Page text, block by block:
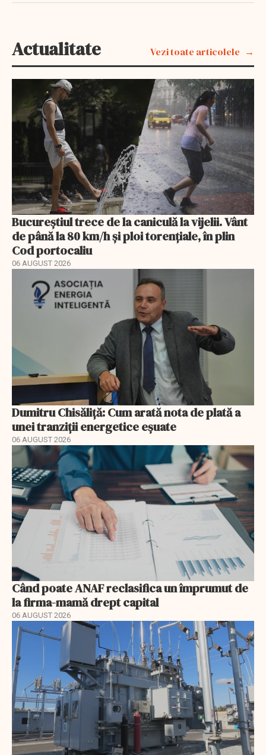
Actualitate Vezi toate articolele
Bucureștiul trece de la caniculă la vijelii. Vânt
de până la 80 km/h și ploi torențiale, în plin
Cod portocaliu
06 AUGUST 2026
Dumitru Chisăliță: Cum arată nota de plată a
unei tranziții energetice eșuate
06 AUGUST 2026
Când poate ANAF reclasifica un împrumut de
la firma-mamă drept capital
06 AUGUST 2026